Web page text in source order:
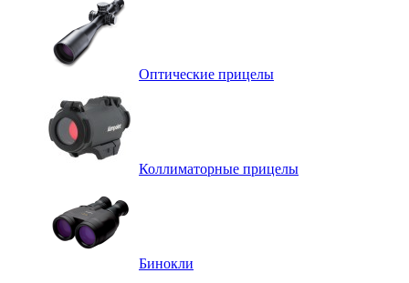
Оптические прицелы
Коллиматорные прицелы
Бинокли